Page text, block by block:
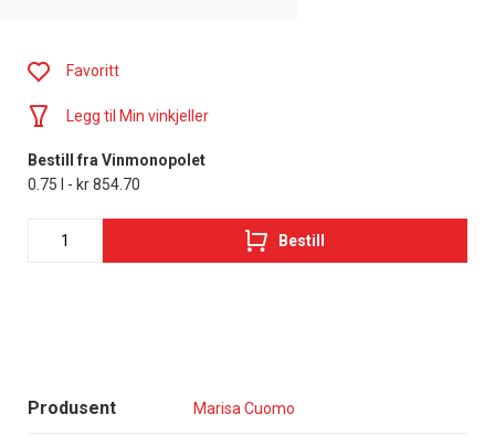
Produsent Marisa Cuomo
Favoritt
Legg til Min vinkjeller
Bestill fra Vinmonopolet
0.75 l - kr 854.70
Bestill